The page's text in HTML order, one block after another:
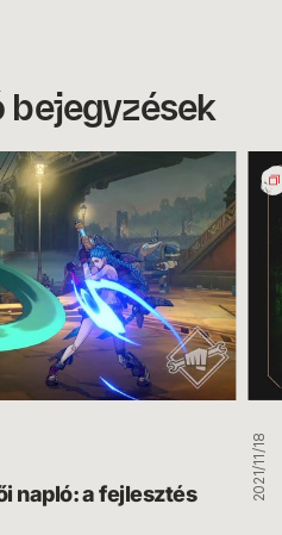
bejegyzések
napló: a fejlesztés
Az
2021/11/18